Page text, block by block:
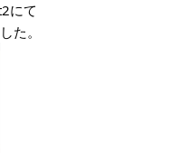
にて
た。